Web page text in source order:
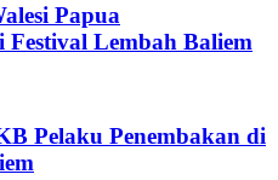
Papua
Festival Lembah Baliem
Pelaku Penembakan di